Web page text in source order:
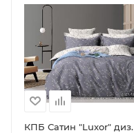
КПБ Сатин "Luxor" диз.